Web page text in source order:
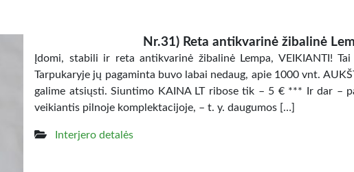
Nr.31) Reta antikvarinė žibalinė
Įdomi, stabili ir reta antikvarinė žibalinė Lempa, VEIKIANTI!
Tarpukaryje jų pagaminta buvo labai nedaug, apie 1000 vnt.
galime atsiųsti. Siuntimo KAINA LT ribose tik – 5 € *** Ir dar –
veikiantis pilnoje komplektacijoje, – t. y. daugumos […]
Interjero detalės